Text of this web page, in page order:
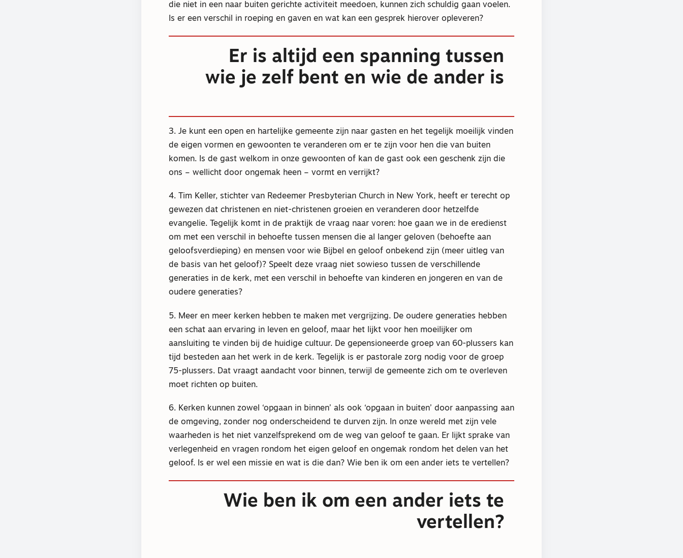
die niet in een naar buiten gerichte activiteit meedoen, kunnen zich schuldig gaan voelen.
Is er een verschil in roeping en gaven en wat kan een gesprek hierover opleveren?
Er is altijd een spanning tussen
wie je zelf bent en wie de ander is
3. Je kunt een open en hartelijke gemeente zijn naar gasten en het tegelijk moeilijk vinden
de eigen vormen en gewoonten te veranderen om er te zijn voor hen die van buiten
komen. Is de gast welkom in onze gewoonten of kan de gast ook een geschenk zijn die
ons – wellicht door ongemak heen – vormt en verrijkt?
4. Tim Keller, stichter van Redeemer Presbyterian Church in New York, heeft er terecht op
gewezen dat christenen en niet-christenen groeien en veranderen door hetzelfde
evangelie. Tegelijk komt in de praktijk de vraag naar voren: hoe gaan we in de eredienst
om met een verschil in behoefte tussen mensen die al langer geloven (behoefte aan
geloofsverdieping) en mensen voor wie Bijbel en geloof onbekend zijn (meer uitleg van
de basis van het geloof)? Speelt deze vraag niet sowieso tussen de verschillende
generaties in de kerk, met een verschil in behoefte van kinderen en jongeren en van de
oudere generaties?
5. Meer en meer kerken hebben te maken met vergrijzing. De oudere generaties hebben
een schat aan ervaring in leven en geloof, maar het lijkt voor hen moeilijker om
aansluiting te vinden bij de huidige cultuur. De gepensioneerde groep van 60-plussers kan
tijd besteden aan het werk in de kerk. Tegelijk is er pastorale zorg nodig voor de groep
75-plussers. Dat vraagt aandacht voor binnen, terwijl de gemeente zich om te overleven
moet richten op buiten.
6. Kerken kunnen zowel ‘opgaan in binnen’ als ook ‘opgaan in buiten’ door aanpassing aan
de omgeving, zonder nog onderscheidend te durven zijn. In onze wereld met zijn vele
waarheden is het niet vanzelfsprekend om de weg van geloof te gaan. Er lijkt sprake van
verlegenheid en vragen rondom het eigen geloof en ongemak rondom het delen van het
geloof. Is er wel een missie en wat is die dan? Wie ben ik om een ander iets te vertellen?
Wie ben ik om een ander iets te
vertellen?